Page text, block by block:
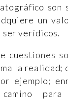
son
un
ser verídicos.
cuestiones
la realidad;
ejemplo;
camino para